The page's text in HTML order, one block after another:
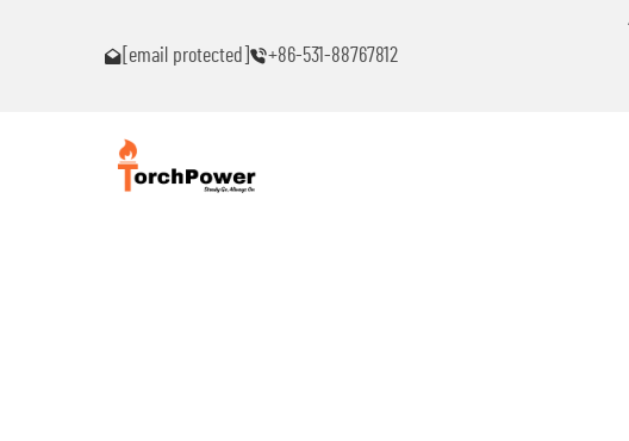
[email protected] +86-531-88767812